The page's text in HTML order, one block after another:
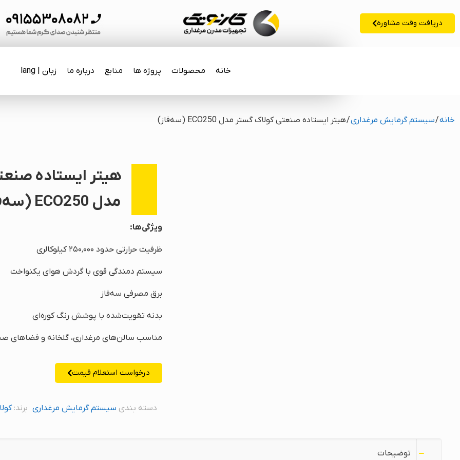
دریافت وقت مشاوره
خانه محصولات پروژه ها منابع درباره ما زبان | lang
خانه/سیستم گرمایش مرغداری/ هیتر ایستاده صنعتی کولاک گستر مدل ECO250 (سه‌فاز)
هیتر ایستاده
مدل ECO250 (سه‌فاز)
ویژگی‌ها:
ظرفیت حرارتی حدود ۲۵۰٬۰۰۰ کیلوکالری
سیستم دمندگی قوی با گردش هوای یکنواخت
برق مصرفی سه‌فاز
بدنه تقویت‌شده با پوشش رنگ کوره‌ای
مناسب سالن‌های مرغداری، گلخانه و فضاهای
درخواست استعلام قیمت
دسته بندی سیستم گرمایش مرغداری برند:
توضیحات